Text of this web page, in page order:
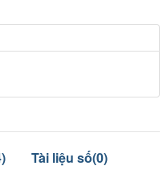
Tài liệu số(0)